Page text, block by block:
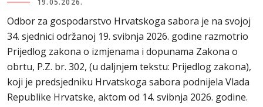
19.05.2026.
Odbor za gospodarstvo Hrvatskoga sabora je na svojoj
34. sjednici održanoj 19. svibnja 2026. godine razmotrio
Prijedlog zakona o izmjenama i dopunama Zakona o
obrtu, P.Z. br. 302, (u daljnjem tekstu: Prijedlog zakona),
koji je predsjedniku Hrvatskoga sabora podnijela Vlada
Republike Hrvatske, aktom od 14. svibnja 2026. godine.